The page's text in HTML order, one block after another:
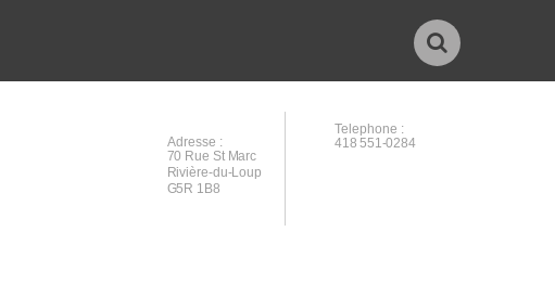
Telephone :
418 551-0284
Adresse :
70 Rue St Marc
Rivière-du-Loup
G5R 1B8